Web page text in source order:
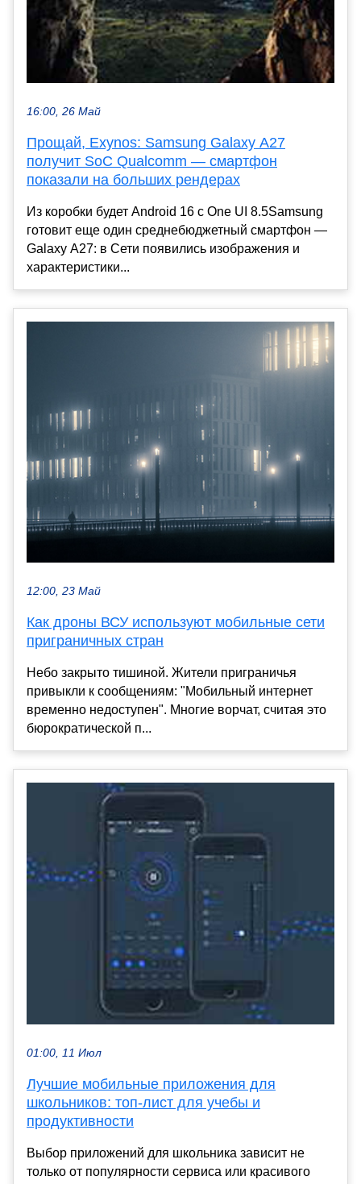
16:00, 26 Май
Прощай, Exynos: Samsung Galaxy A27
получит SoC Qualcomm — смартфон
показали на больших рендерах
Из коробки будет Android 16 с One UI 8.5Samsung
готовит еще один среднебюджетный смартфон —
Galaxy A27: в Сети появились изображения и
характеристики...
12:00, 23 Май
Как дроны ВСУ используют мобильные сети
приграничных стран
Небо закрыто тишиной. Жители приграничья
привыкли к сообщениям: "Мобильный интернет
временно недоступен". Многие ворчат, считая это
бюрократической п...
01:00, 11 Июл
Лучшие мобильные приложения для
школьников: топ-лист для учебы и
продуктивности
Выбор приложений для школьника зависит не
только от популярности сервиса или красивого